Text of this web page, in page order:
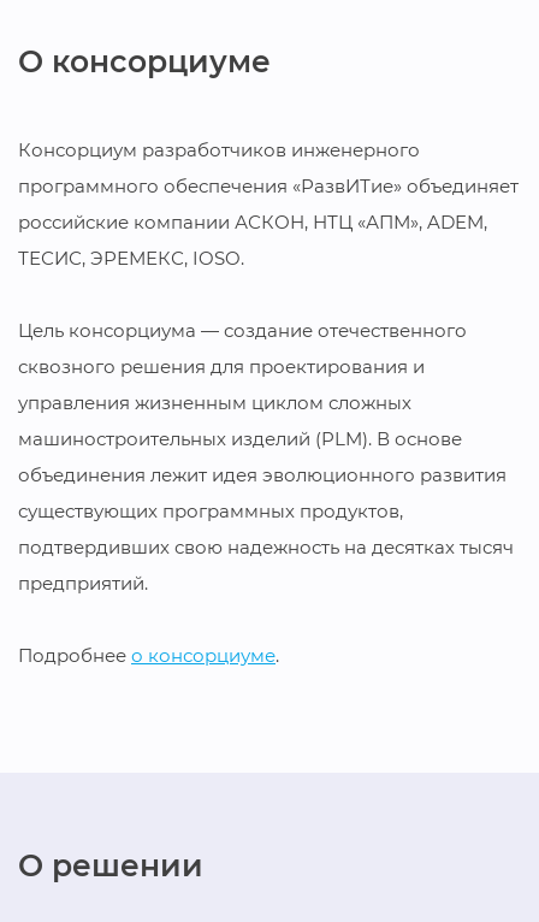
О консорциуме
Консорциум разработчиков инженерного
программного обеспечения «РазвИТие» объединяет
российские компании АСКОН, НТЦ «АПМ», ADEM,
ТЕСИС, ЭРЕМЕКС, IOSO.
Цель консорциума — создание отечественного
сквозного решения для проектирования и
управления жизненным циклом сложных
машиностроительных изделий (PLM). В основе
объединения лежит идея эволюционного развития
существующих программных продуктов,
подтвердивших свою надежность на десятках тысяч
предприятий.
Подробнее о консорциуме.
О решении